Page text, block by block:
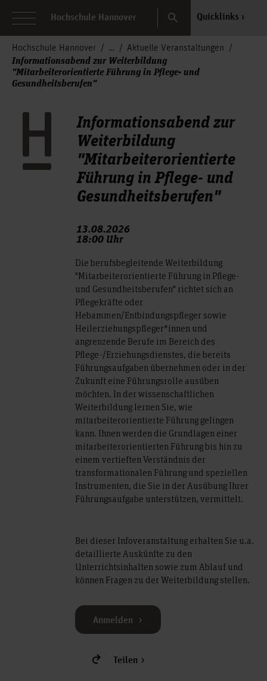
Hochschule Hannover Search Quicklinks
Hochschule Hannover Aktuelle Veranstaltungen
Informationsabend zur Weiterbildung
"Mitarbeiterorientierte Führung in Pflege- und
Gesundheitsberufen"
Informationsabend zur
Weiterbildung
"Mitarbeiterorientierte
Führung in Pflege- und
Gesundheitsberufen"
13.08.2026
18:00 Uhr
Die berufsbegleitende Weiterbildung
"Mitarbeiterorientierte Führung in Pflege-
und Gesundheitsberufen" richtet sich an
Pflegekräfte oder
Hebammen/Entbindungspfleger sowie
Heilerziehungspfleger*innen und
angrenzende Berufe im Bereich des
Pflege-/Erziehungsdienstes, die bereits
Führungsaufgaben übernehmen oder in der
Zukunft eine Führungsrolle ausüben
möchten. In der wissenschaftlichen
Weiterbildung lernen Sie, wie
mitarbeiterorientierte Führung gelingen
kann. Ihnen werden die Grundlagen einer
mitarbeiterorientierten Führung bis hin zu
einem vertieften Verständnis der
transformationalen Führung und speziellen
Instrumenten, die Sie in der Ausübung Ihrer
Führungsaufgabe unterstützen, vermittelt.
Bei dieser Infoveranstaltung erhalten Sie u.a.
detaillierte Auskünfte zu den
Unterrichtsinhalten sowie zum Ablauf und
können Fragen zu der Weiterbildung stellen.
Anmelden
Teilen